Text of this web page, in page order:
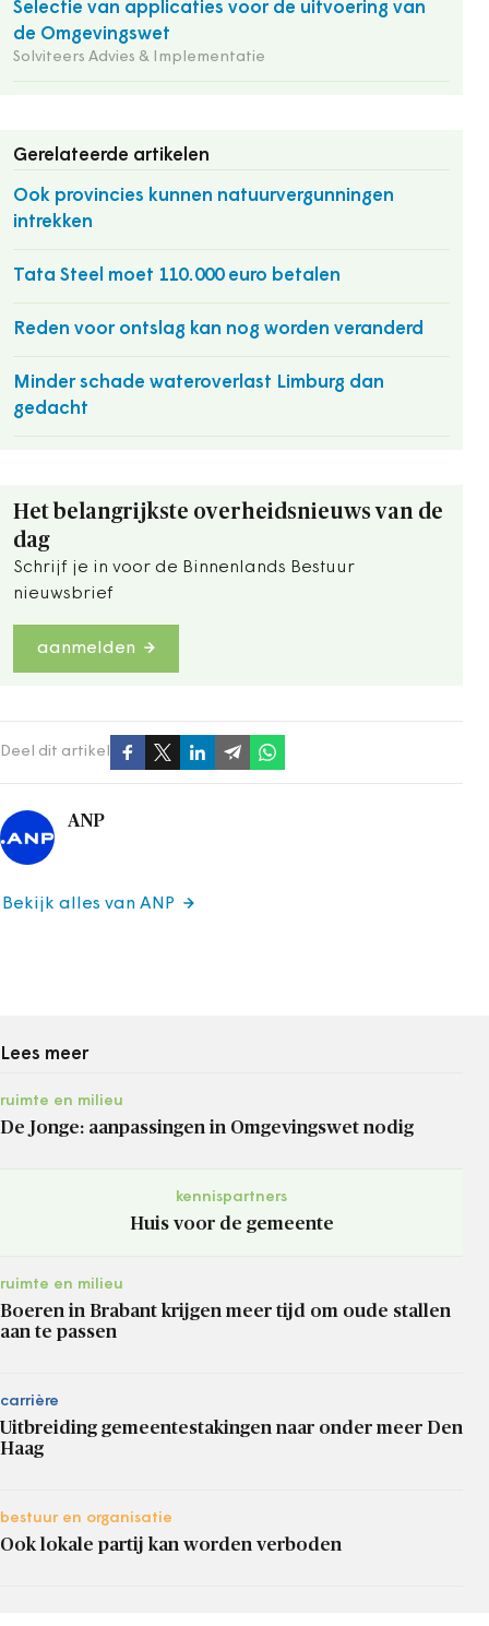
Selectie van applicaties voor de uitvoering van
de Omgevingswet
Solviteers Advies & Implementatie
Gerelateerde artikelen
Ook provincies kunnen natuurvergunningen
intrekken
Tata Steel moet 110.000 euro betalen
Reden voor ontslag kan nog worden veranderd
Minder schade wateroverlast Limburg dan
gedacht
Het belangrijkste overheidsnieuws van de
dag
Schrijf je in voor de Binnenlands Bestuur
nieuwsbrief
aanmelden
Deel dit artikel
ANP
Bekijk alles van ANP
Lees meer
ruimte en milieu
De Jonge: aanpassingen in Omgevingswet nodig
kennispartners
Huis voor de gemeente
ruimte en milieu
Boeren in Brabant krijgen meer tijd om oude stallen
aan te passen
carrière
Uitbreiding gemeentestakingen naar onder meer Den
Haag
bestuur en organisatie
Ook lokale partij kan worden verboden